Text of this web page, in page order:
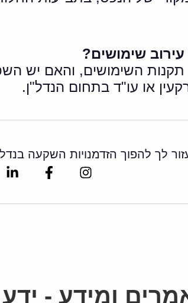
שימושים?
תקנות השימושים, והאם יש
או עו"ד בתחום הנדל"ן.
לך להפוך הזדמנויות השקעה
Instagram
f
in
ומידע -